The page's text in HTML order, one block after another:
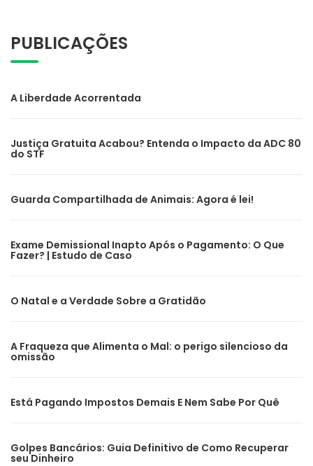
PUBLICAÇÕES
A Liberdade Acorrentada
Justiça Gratuita Acabou? Entenda o Impacto da ADC 80
do STF
Guarda Compartilhada de Animais: Agora é lei!
Exame Demissional Inapto Após o Pagamento: O Que
Fazer? | Estudo de Caso
O Natal e a Verdade Sobre a Gratidão
A Fraqueza que Alimenta o Mal: o perigo silencioso da
omissão
Está Pagando Impostos Demais E Nem Sabe Por Quê
Golpes Bancários: Guia Definitivo de Como Recuperar
seu Dinheiro